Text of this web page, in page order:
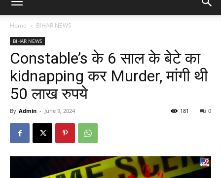
Home BIHAR NEWS
BIHAR NEWS
Constable’s के 6 साल के बेटे का
kidnapping कर Murder, मांगी थी
50 लाख रुपये
By Admin - June 9, 2024 0
181